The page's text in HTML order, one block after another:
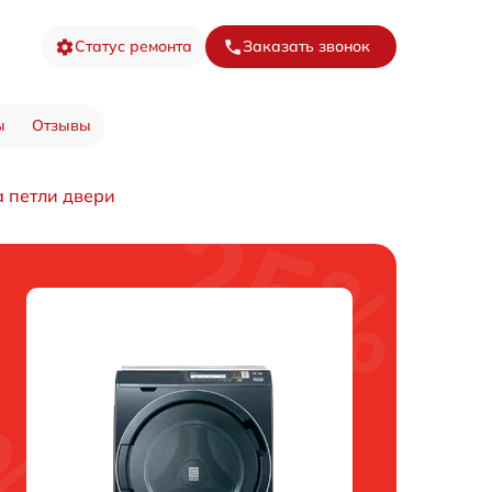
Статус ремонта Заказать звонок
Отзывы
петли двери